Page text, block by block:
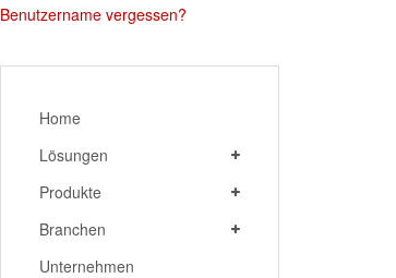
Benutzername vergessen?
Home
Lösungen
Produkte
Branchen
Unternehmen